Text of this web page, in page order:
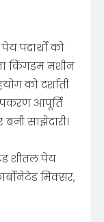
पदार्थों को
किंगडम मशीन
को दर्शाती
आपूर्ति
साझेदारी।
शीतल पेय
मिक्सर,